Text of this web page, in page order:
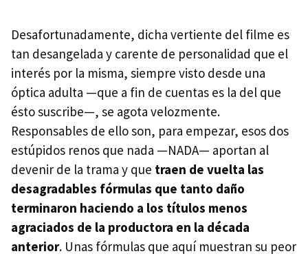
Desafortunadamente, dicha vertiente del filme es
tan desangelada y carente de personalidad que el
interés por la misma, siempre visto desde una
óptica adulta —que a fin de cuentas es la del que
ésto suscribe—, se agota velozmente.
Responsables de ello son, para empezar, esos dos
estúpidos renos que nada —NADA— aportan al
devenir de la trama y que traen de vuelta las
desagradables fórmulas que tanto daño
terminaron haciendo a los títulos menos
agraciados de la productora en la década
anterior. Unas fórmulas que aquí muestran su peor